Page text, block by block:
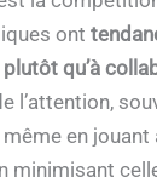
ont
qu’à
l’attention,
en
minimisant